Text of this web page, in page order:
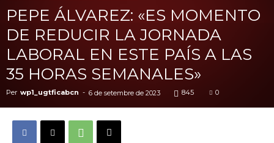
PEPE ÁLVAREZ: «ES MOMENTO
DE REDUCIR LA JORNADA
LABORAL EN ESTE PAÍS A LAS
35 HORAS SEMANALES»
Per wp1_ugtficabcn - 6 de setembre de 2023 845 0